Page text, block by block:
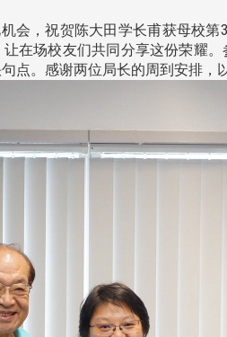
会，祝贺陈大田学长甫获母校
在场校友们共同分享这份荣耀
点。感谢两位局长的周到安排，
为其十四年来深耕
海内外校友情 ...
淡江大学于
6月份活动
台中市校友
长 校友交流
心力